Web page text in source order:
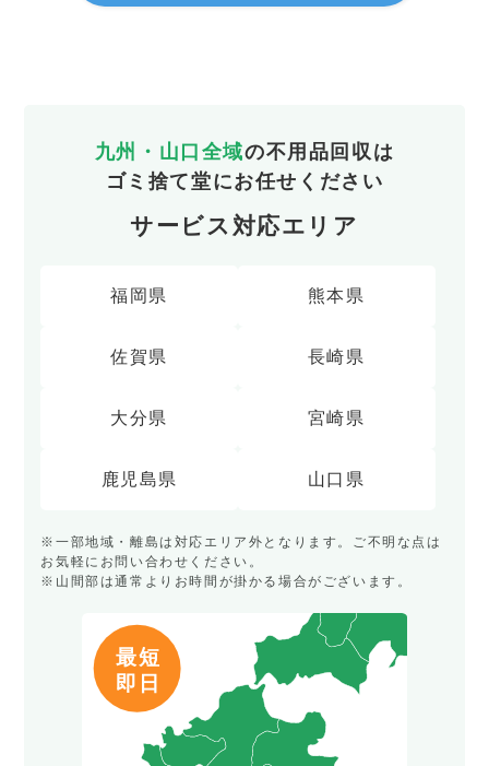
九州・山口全域の不用品回収は
ゴミ捨て堂にお任せください
サービス対応エリア
福岡県 熊本県
佐賀県 長崎県
大分県 宮崎県
鹿児島県 山口県
※一部地域・離島は対応エリア外となります。ご不明な点は
お気軽にお問い合わせください。
※山間部は通常よりお時間が掛かる場合がございます。